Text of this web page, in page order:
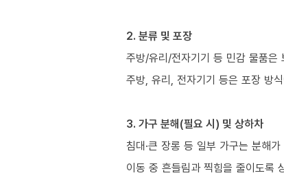
2. 분류 및 포장
주방/유리/전자기기 등 민감 물품은
주방, 유리, 전자기기 등은 포장 방
3. 가구 분해(필요 시) 및 상하차
침대·큰 장롱 등 일부 가구는 분해
이동 중 흔들림과 찍힘을 줄이도록